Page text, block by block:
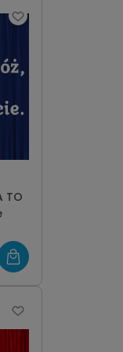
TO